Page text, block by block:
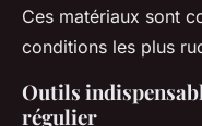
Ces matériaux sont
conditions les plus
Outils
régulier